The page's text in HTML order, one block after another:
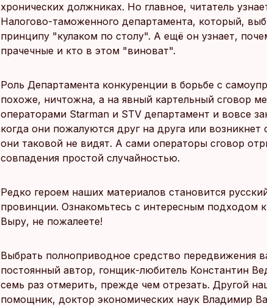
хронических должниках. Но главное, читатель
Налогово-таможенного департамента, который,
принципу "кулаком по столу". А ещё он узнает,
прачечные и кто в этом "виноват".
Роль Департамента конкуренции в борьбе с
похоже, ничтожна, а на явный картельный сговор
операторами Starman и STV департамент и вовсе
когда они пожалуются друг на друга или возникнет
они таковой не видят. А сами операторы сговор
совпадения простой случайностью.
Редко героем наших материалов становится
провинции. Ознакомьтесь с интересным подходом
Выру, не пожалеете!
Выбрать полноприводное средство передвижения
постоянный автор, гонщик-любитель Константин
семь раз отмерить, прежде чем отрезать. Другой
помощник, доктор экономических наук Владимир